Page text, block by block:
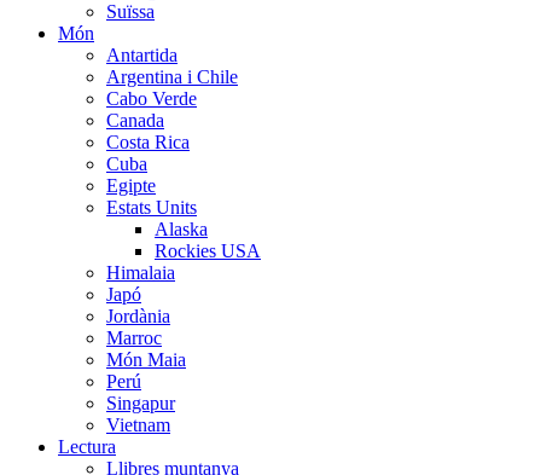
Suïssa
Món
Antartida
Argentina i Chile
Cabo Verde
Canada
Costa Rica
Cuba
Egipte
Estats Units
Alaska
Rockies USA
Himalaia
Japó
Jordània
Marroc
Món Maia
Perú
Singapur
Vietnam
Lectura
Llibres muntanya